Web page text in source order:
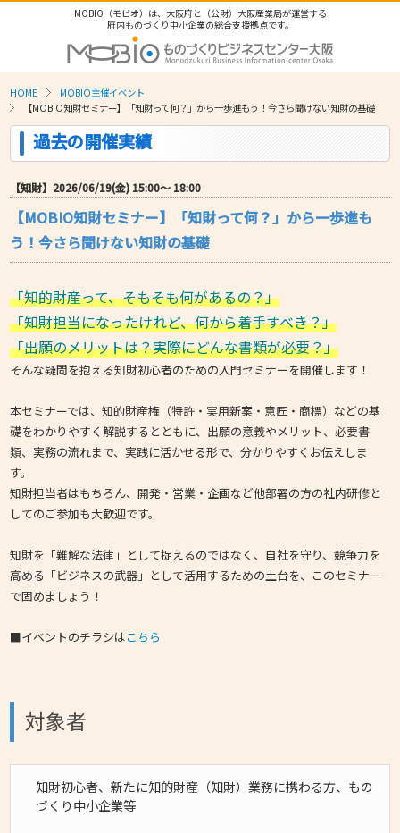
MOBIO（モビオ）は、大阪府と（公財）大阪産業局が運営する
府内ものづくり中小企業の総合支援拠点です。
HOME
MOBIO主催イベント
【MOBIO知財セミナー】「知財って何？」から一歩進もう！今さら聞けない知財の基礎
過去の開催実績
【知財】2026/06/19(金) 15:00〜 18:00
【MOBIO知財セミナー】「知財って何？」から一歩進も
う！今さら聞けない知財の基礎
「知的財産って、そもそも何があるの？」
「知財担当になったけれど、何から着手すべき？」
「出願のメリットは？実際にどんな書類が必要？」
そんな疑問を抱える知財初心者のための入門セミナーを開催します！
本セミナーでは、知的財産権（特許・実用新案・意匠・商標）などの基
礎をわかりやすく解説するとともに、出願の意義やメリット、必要書
類、実務の流れまで、実践に活かせる形で、分かりやすくお伝えしま
す。
知財担当者はもちろん、開発・営業・企画など他部署の方の社内研修と
してのご参加も大歓迎です。
知財を「難解な法律」として捉えるのではなく、自社を守り、競争力を
高める「ビジネスの武器」として活用するための土台を、このセミナー
で固めましょう！
■イベントのチラシはこちら
対象者
知財初心者、新たに知的財産（知財）業務に携わる方、もの
づくり中小企業等